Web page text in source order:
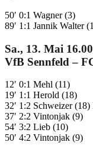
50′ 0:1 Wagner (3)
89′ 1:1 Jannik Walter
Sa., 13. Mai
VfB Sennfeld –
12′ 0:1 Mehl (11)
19′ 1:1 Herold (18)
32′ 1:2 Schweizer (18)
37′ 2:2 Vintonjak (9)
54′ 3:2 Lieb (10)
50′ 4:2 Vintonjak (9)